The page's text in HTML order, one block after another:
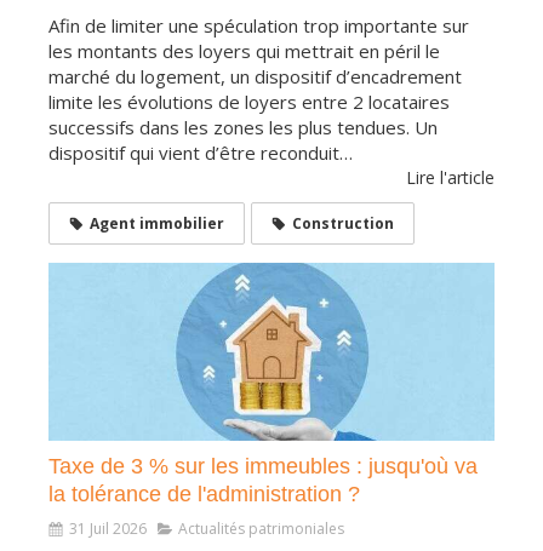
Afin de limiter une spéculation trop importante sur
les montants des loyers qui mettrait en péril le
marché du logement, un dispositif d’encadrement
limite les évolutions de loyers entre 2 locataires
successifs dans les zones les plus tendues. Un
dispositif qui vient d’être reconduit…
Lire l'article
Agent immobilier Construction
Taxe de 3 % sur les immeubles : jusqu'où va
la tolérance de l'administration ?
31 Juil 2026 Actualités patrimoniales